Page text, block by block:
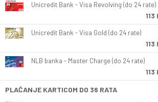
Unicredit Bank - Visa Revolving (do 24 rate)
113
Unicredit Bank - Visa Gold (do 24 rate)
113
NLB banka - Master Charge (do 24 rate)
113
PLAĆANJE KARTICOM DO 36 RATA